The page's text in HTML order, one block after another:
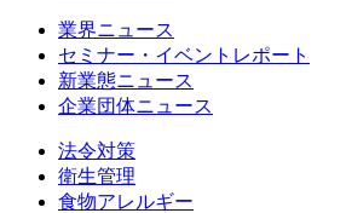
業界ニュース
セミナー・イベントレポート
新業態ニュース
企業団体ニュース
法令対策
衛生管理
食物アレルギー